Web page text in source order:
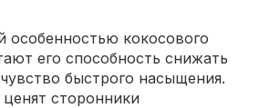
кокосового
его способность снижать
быстрого насыщения.
сторонники